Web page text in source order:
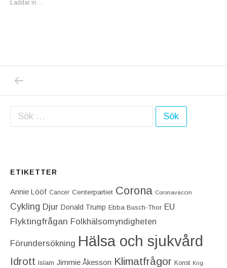
Laddar in …
Inläggsnavigering
Sök efter:
ETIKETTER
Annie Lööf Cancer Centerpartiet‎ Corona Coronavaccin
Cykling Djur Donald Trump Ebba Busch-Thor EU
Flyktingfrågan Folkhälsomyndigheten
Förundersökning Hälsa och sjukvård
Idrott Islam Jimmie Åkesson Klimatfrågor Konst Krig